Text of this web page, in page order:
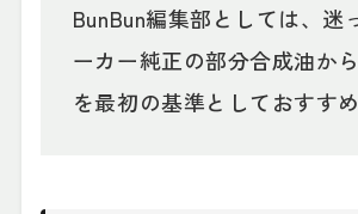
BunBun編集部としては、迷
ーカー純正の部分合成油から
を最初の基準としておすすめ